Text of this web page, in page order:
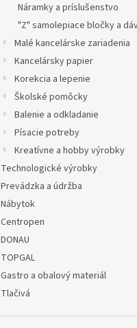
Náramky a príslušenstvo
"Z" samolepiace bločky a
Malé kancelárske zariadenia
Kancelársky papier
Korekcia a lepenie
Školské pomôcky
Balenie a odkladanie
Písacie potreby
Kreatívne a hobby výrobky
Technologické výrobky
Prevádzka a údržba
Nábytok
Centropen
DONAU
TOPGAL
Gastro a obalový materiál
Tlačivá